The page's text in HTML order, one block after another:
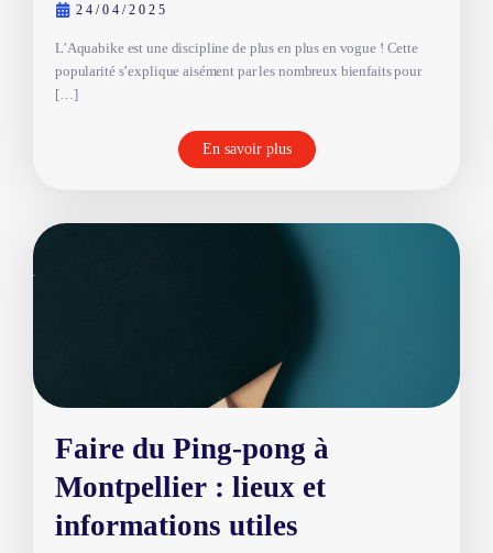
24/04/2025
L’Aquabike est une discipline de plus en plus en vogue ! Cette
popularité s’explique aisément par les nombreux bienfaits pour
[…]
En savoir plus
Faire du Ping-pong à
Montpellier : lieux et
informations utiles